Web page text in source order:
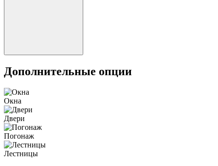
Дополнительные опции
Окна
Двери
Погонаж
Лестницы